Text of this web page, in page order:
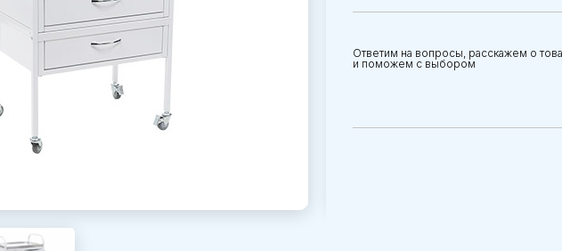
Ответим на вопросы, расскажем о
и поможем с выбором